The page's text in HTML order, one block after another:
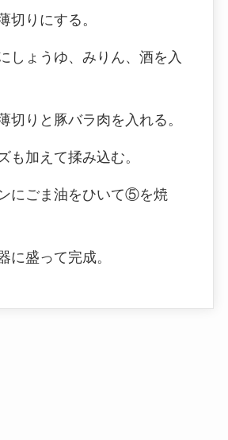
切りにする。
しょうゆ、みりん、酒を入
切りと豚バラ肉を入れる。
も加えて揉み込む。
にごま油をひいて⑤を焼
に盛って完成。